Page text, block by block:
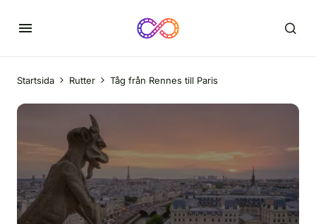
Startsida Rutter Tåg från Rennes till Paris